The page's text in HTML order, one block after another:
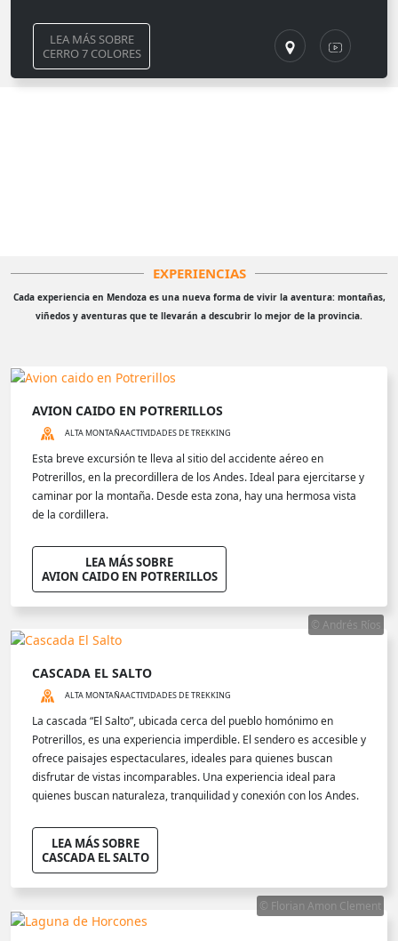
LEA MÁS SOBRE
CERRO 7 COLORES
EXPERIENCIAS
Cada experiencia en Mendoza es una nueva forma de vivir la aventura: montañas,
viñedos y aventuras que te llevarán a descubrir lo mejor de la provincia.
AVION CAIDO EN POTRERILLOS
ALTA MONTAÑAACTIVIDADES DE TREKKING
Esta breve excursión te lleva al sitio del accidente aéreo en
Potrerillos, en la precordillera de los Andes. Ideal para ejercitarse y
caminar por la montaña. Desde esta zona, hay una hermosa vista
de la cordillera.
LEA MÁS SOBRE
AVION CAIDO EN POTRERILLOS
© Andrés Ríos
CASCADA EL SALTO
ALTA MONTAÑAACTIVIDADES DE TREKKING
La cascada “El Salto”, ubicada cerca del pueblo homónimo en
Potrerillos, es una experiencia imperdible. El sendero es accesible y
ofrece paisajes espectaculares, ideales para quienes buscan
disfrutar de vistas incomparables. Una experiencia ideal para
quienes buscan naturaleza, tranquilidad y conexión con los Andes.
LEA MÁS SOBRE
CASCADA EL SALTO
© Florian Amon Clement